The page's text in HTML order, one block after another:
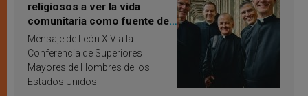
religiosos a ver la vida
comunitaria como fuente de
inspiración y santificación
Mensaje de León XIV a la
Conferencia de Superiores
Mayores de Hombres de los
Estados Unidos